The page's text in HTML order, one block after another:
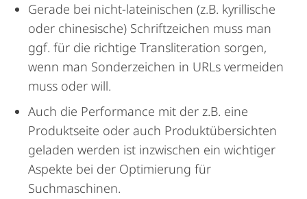
Gerade bei nicht-lateinischen (z.B. kyrillische
oder chinesische) Schriftzeichen muss man
ggf. für die richtige Transliteration sorgen,
wenn man Sonderzeichen in URLs vermeiden
muss oder will.
Auch die Performance mit der z.B. eine
Produktseite oder auch Produktübersichten
geladen werden ist inzwischen ein wichtiger
Aspekte bei der Optimierung für
Suchmaschinen.